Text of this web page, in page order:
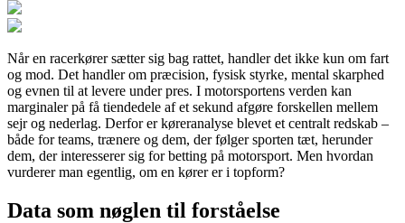
Når en racerkører sætter sig bag rattet, handler det ikke kun om fart
og mod. Det handler om præcision, fysisk styrke, mental skarphed
og evnen til at levere under pres. I motorsportens verden kan
marginaler på få tiendedele af et sekund afgøre forskellen mellem
sejr og nederlag. Derfor er køreranalyse blevet et centralt redskab –
både for teams, trænere og dem, der følger sporten tæt, herunder
dem, der interesserer sig for betting på motorsport. Men hvordan
vurderer man egentlig, om en kører er i topform?
Data som nøglen til forståelse